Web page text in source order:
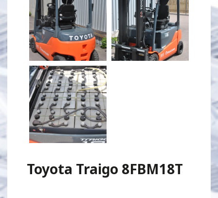
Toyota Traigo 8FBM18T